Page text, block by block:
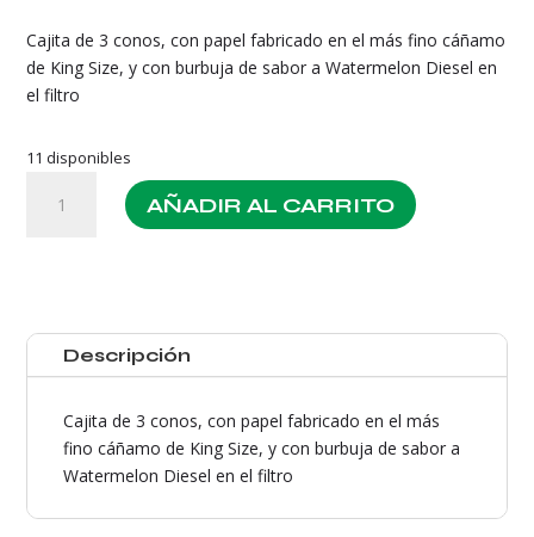
Cajita de 3 conos, con papel fabricado en el más fino cáñamo
de King Size, y con burbuja de sabor a Watermelon Diesel en
el filtro
11 disponibles
Diesel
cantidad
AÑADIR AL CARRITO
Descripción
Cajita de 3 conos, con papel fabricado en el más
fino cáñamo de King Size, y con burbuja de sabor a
Watermelon Diesel en el filtro